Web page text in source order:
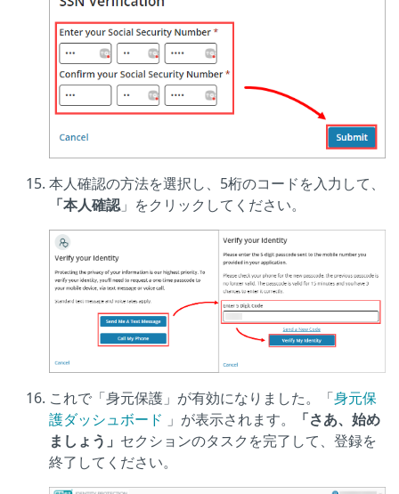
本人確認の方法を選択し、5桁のコードを入力して、
「本人確認」をクリックしてください。
これで「身元保護」が有効になりました。「身元保
護ダッシュボード 」が表示されます。
「さあ、始め
ましょう」 セクションのタスクを完了して、登録を
終了してください。